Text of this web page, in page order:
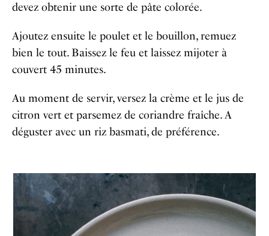
devez obtenir une sorte de pâte colorée.
Ajoutez ensuite le poulet et le bouillon, remuez
bien le tout. Baissez le feu et laissez mijoter à
couvert 45 minutes.
Au moment de servir, versez la crème et le jus de
citron vert et parsemez de coriandre fraîche. A
déguster avec un riz basmati, de préférence.